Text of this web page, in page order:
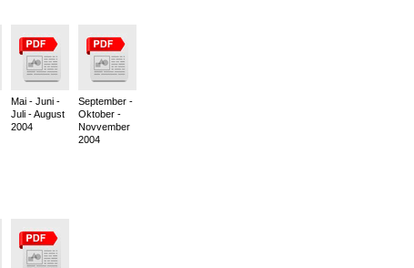
Mai - Juni -
Juli - August
2004
September -
Oktober -
Novvember
2004